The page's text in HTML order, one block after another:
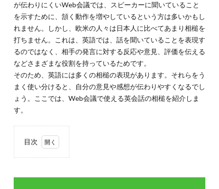
が伝わりにくいWeb会議では、スピーカーに聞いていること
を示すために、頷く動作を増やしているという方は多いかもし
れません。しかし、欧米の人々は日本人に比べてあまり相槌を
打ちません。これは、英語では、話を聞いていることを表現す
るのではなく、相手の発言に対する反応や意見、評価を伝える
などさまざまな役割を持っているためです。
そのため、英語には多くの相槌の表現があります。それらをう
まく使い分けると、自分の意見や感想が伝わりやすくなるでし
ょう。ここでは、Web会議で使える英会話の相槌を紹介しま
す。
目次
1.
手の